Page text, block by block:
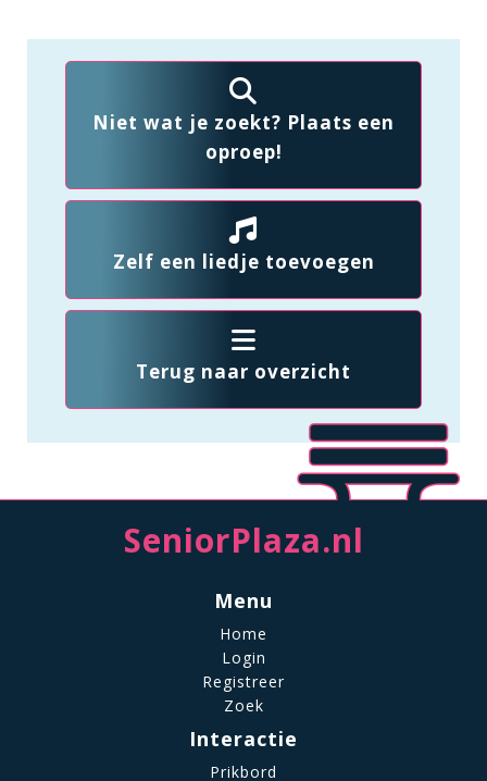
Niet wat je zoekt? Plaats een
oproep!
Zelf een liedje toevoegen
Terug naar overzicht
SeniorPlaza.nl
Menu
Home
Login
Registreer
Zoek
Interactie
Prikbord